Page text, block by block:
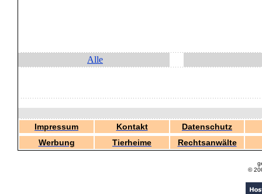
Alle
Impressum Kontakt
Datenschutz
Werbung
Tierheime Rechtsanwälte
©